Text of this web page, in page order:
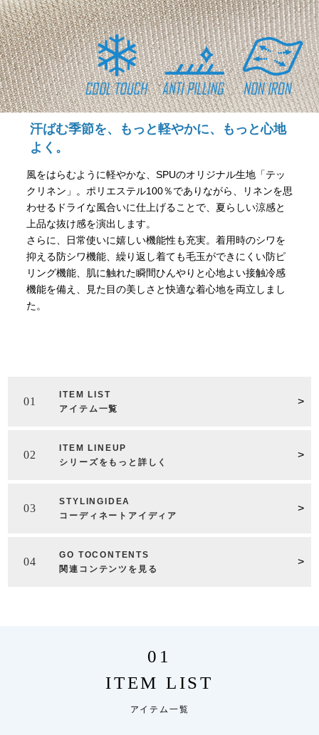
汗ばむ季節を、もっと軽やかに、もっと心地
よく。
風をはらむように軽やかな、SPUのオリジナル生地「テッ
クリネン」。ポリエステル100％でありながら、リネンを思
わせるドライな風合いに仕上げることで、夏らしい涼感と
上品な抜け感を演出します。
さらに、日常使いに嬉しい機能性も充実。着用時のシワを
抑える防シワ機能、繰り返し着ても毛玉ができにくい防ピ
リング機能、肌に触れた瞬間ひんやりと心地よい接触冷感
機能を備え、見た目の美しさと快適な着心地を両立しまし
た。
01
ITEM LIST
アイテム一覧
02
ITEM LINEUP
シリーズをもっと詳しく
03
STYLING
IDEA
コーディネートアイディア
04
GO TOCONTENTS
関連コンテンツを見る
01
ITEM LIST
アイテム一覧